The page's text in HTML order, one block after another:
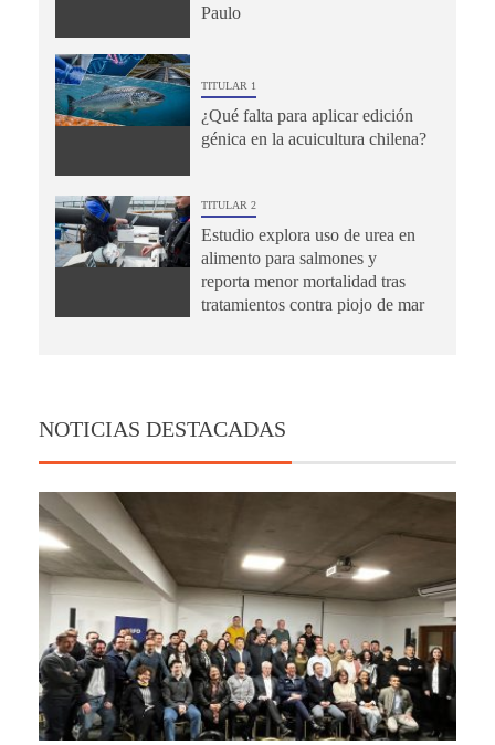
Paulo
TITULAR 1
¿Qué falta para aplicar edición
génica en la acuicultura chilena?
TITULAR 2
Estudio explora uso de urea en
alimento para salmones y
reporta menor mortalidad tras
tratamientos contra piojo de mar
NOTICIAS DESTACADAS